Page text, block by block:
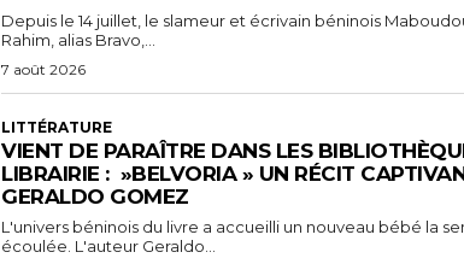
Depuis le 14 juillet, le slameur et écrivain béninois
Rahim, alias Bravo,...
7 août 2026
LITTÉRATURE
VIENT DE PARAÎTRE DANS LES
LIBRAIRIE : »BELVORIA » UN RÉCIT
GERALDO GOMEZ
L'univers béninois du livre a accueilli un nouveau bébé la
écoulée. L'auteur Geraldo...